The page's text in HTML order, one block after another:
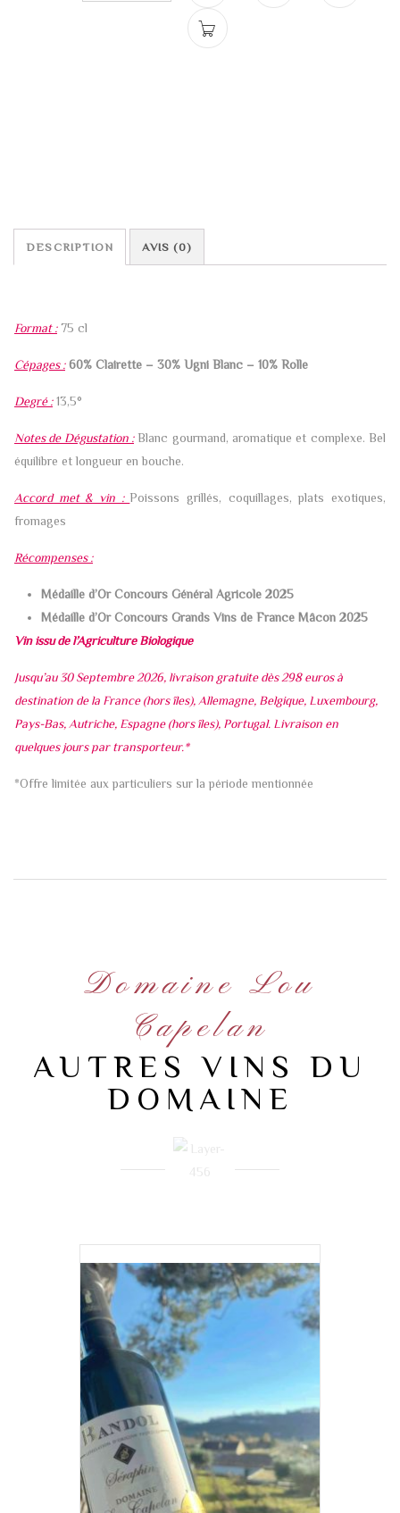
DESCRIPTION AVIS (0)
Format :75 cl
Cépages :60% Clairette – 30% Ugni Blanc – 10% Rolle
Degré :13,5°
Notes de Dégustation :Blanc gourmand, aromatique et complexe. Bel
équilibre et longueur en bouche.
Accord met & vin : Poissons grillés, coquillages, plats exotiques,
fromages
Récompenses :
Médaille d’Or Concours Général Agricole 2025
Médaille d’Or Concours Grands Vins de France Mâcon 2025
Vin issu de l’Agriculture Biologique
Jusqu’au 30 Septembre 2026, livraison gratuite dès 298 euros à
destination de la France (hors îles), Allemagne, Belgique, Luxembourg,
Pays-Bas, Autriche, Espagne (hors îles), Portugal. Livraison en
quelques jours par transporteur.*
*Offre limitée aux particuliers sur la période mentionnée
Domaine Lou
Capelan
AUTRES VINS DU
DOMAINE